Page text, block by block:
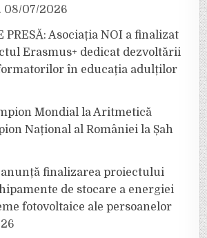
08/07/2026
PRESĂ: Asociația NOI a finalizat
Erasmus+ dedicat dezvoltării
în educația adulților
Mondial la Aritmetică
Național al României la Șah
anunță finalizarea proiectului
de stocare a energiei
fotovoltaice ale persoanelor